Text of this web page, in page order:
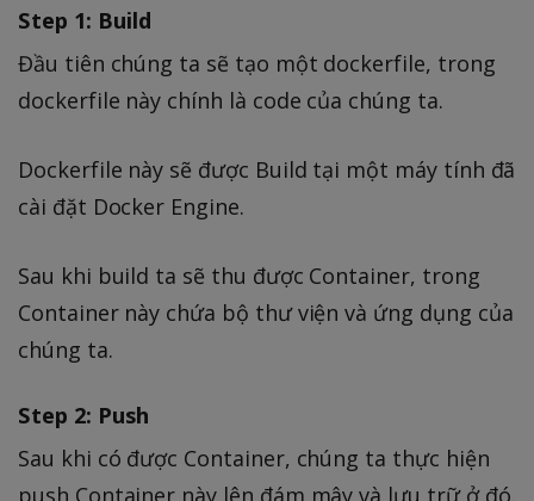
Step 1: Build
Đầu tiên chúng ta sẽ tạo một dockerfile, trong
dockerfile này chính là code của chúng ta.
Dockerfile này sẽ được Build tại một máy tính đã
cài đặt Docker Engine.
Sau khi build ta sẽ thu được Container, trong
Container này chứa bộ thư viện và ứng dụng của
chúng ta.
Step 2: Push
Sau khi có được Container, chúng ta thực hiện
push Container này lên đám mây và lưu trữ ở đó.